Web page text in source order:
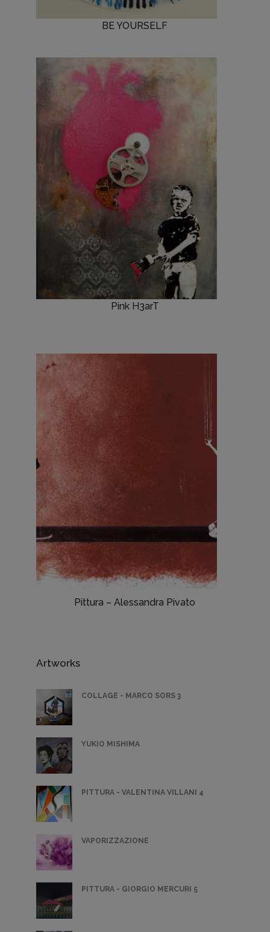
BE YOURSELF
Pink H3arT
Pittura – Alessandra Pivato
Artworks
COLLAGE - MARCO SORS 3
YUKIO MISHIMA
PITTURA - VALENTINA VILLANI 4
VAPORIZZAZIONE
PITTURA - GIORGIO MERCURI 5